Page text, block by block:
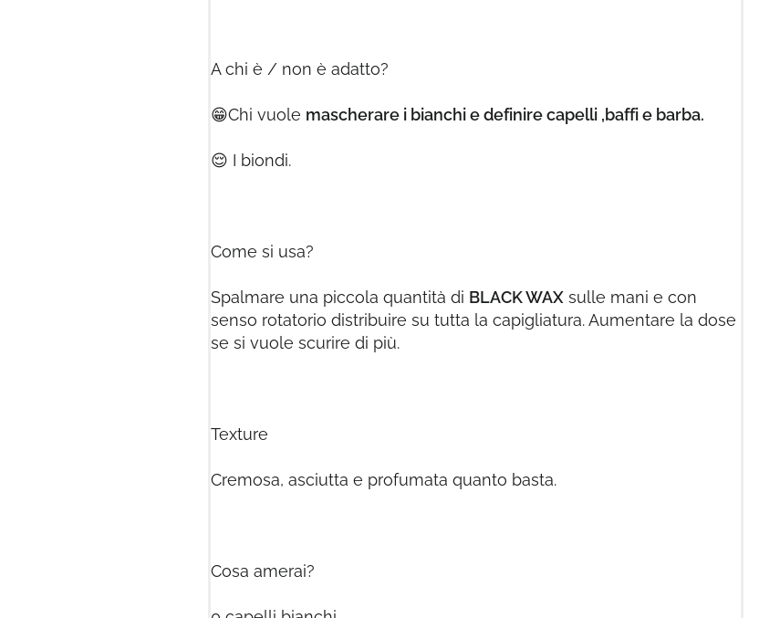
A chi è / non è adatto?
😁Chi vuole mascherare i bianchi e definire capelli ,baffi e barba.
😌 I biondi.
Come si usa?
Spalmare una piccola quantità di BLACK WAX sulle mani e con
senso rotatorio distribuire su tutta la capigliatura. Aumentare la dose
se si vuole scurire di più.
Texture
Cremosa, asciutta e profumata quanto basta.
Cosa amerai?